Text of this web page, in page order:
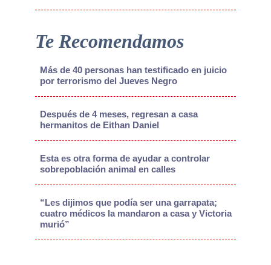
Te Recomendamos
Más de 40 personas han testificado en juicio
por terrorismo del Jueves Negro
Después de 4 meses, regresan a casa
hermanitos de Eithan Daniel
Esta es otra forma de ayudar a controlar
sobrepoblación animal en calles
“Les dijimos que podía ser una garrapata;
cuatro médicos la mandaron a casa y Victoria
murió”